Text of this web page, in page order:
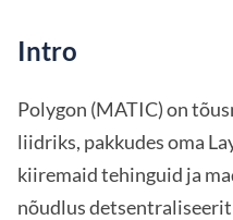
Intro
Polygon (MATIC) on
liidriks, pakkudes oma
kiiremaid tehinguid ja
nõudlus